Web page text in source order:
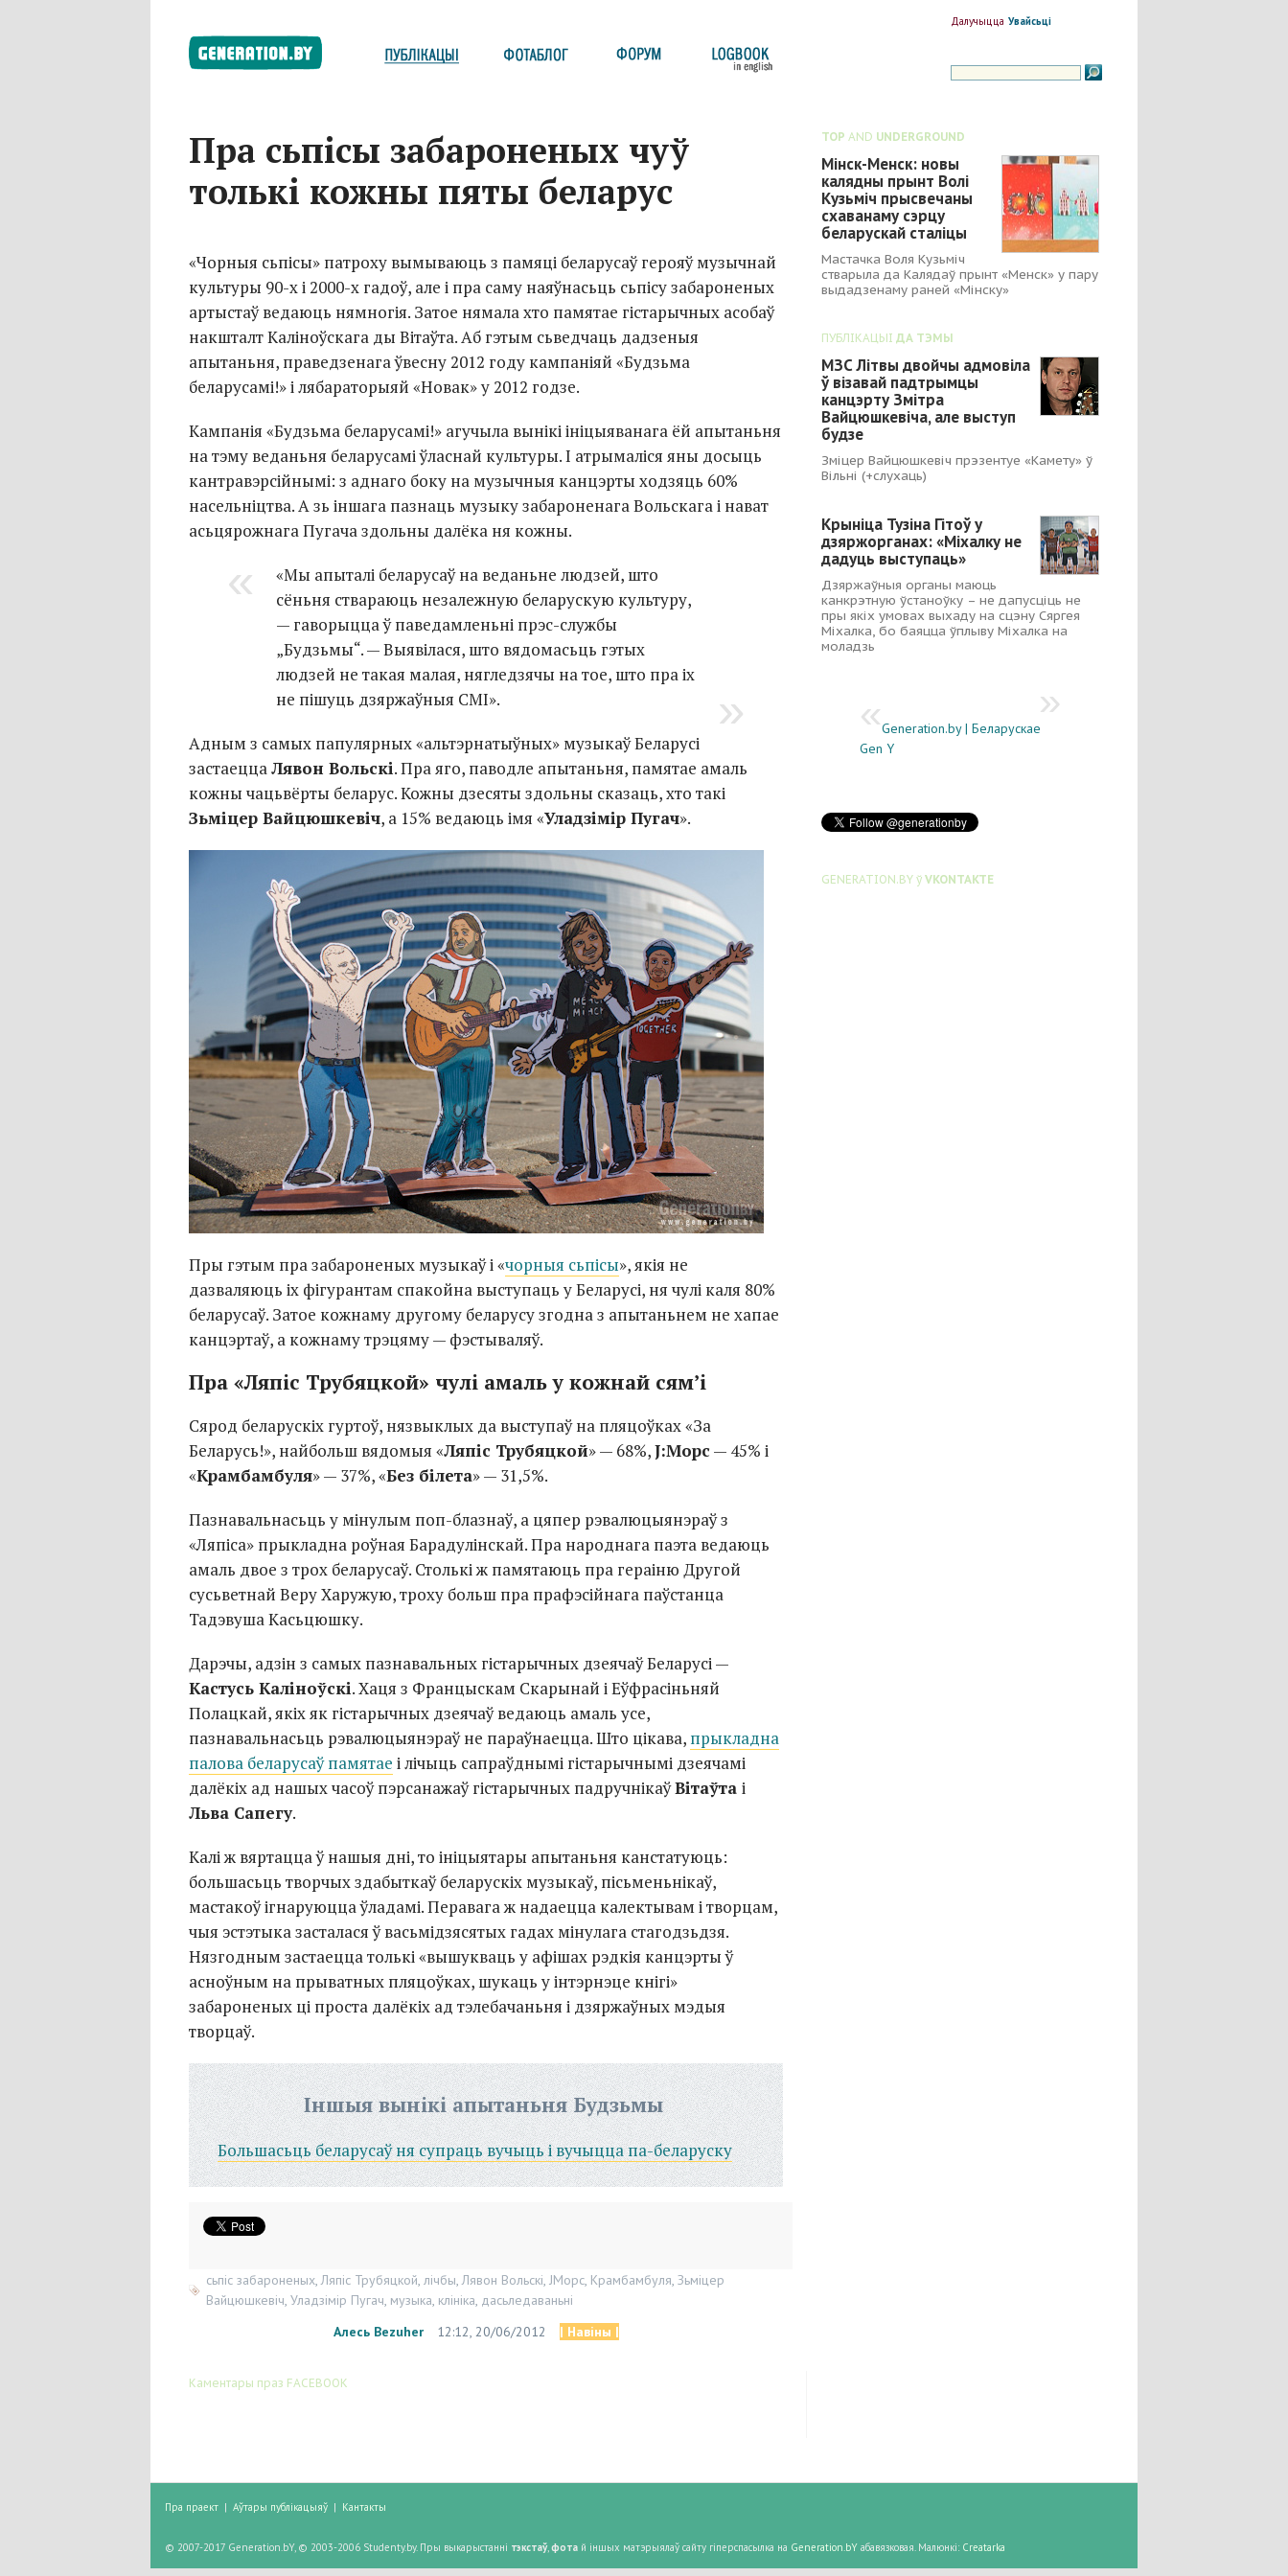
Далучыцца Увайсьці
Пра сьпісы забароненых чуў
толькі кожны пяты беларус
«Чорныя сьпісы» патроху вымываюць з памяці беларусаў герояў музычнай
культуры 90-х і 2000-х гадоў, але і пра саму наяўнасьць сьпісу забароненых
артыстаў ведаюць нямногія. Затое нямала хто памятае гістарычных асобаў
накшталт Каліноўскага ды Вітаўта. Аб гэтым сьведчаць дадзеныя
апытаньня, праведзенага ўвесну 2012 году кампаніяй «Будзьма
беларусамі!» і лябараторыяй «Новак» у 2012 годзе.
Кампанія «Будзьма беларусамі!» агучыла вынікі ініцыяванага ёй апытаньня
на тэму веданьня беларусамі ўласнай культуры. І атрымаліся яны досыць
кантравэрсійнымі: з аднаго боку на музычныя канцэрты ходзяць 60%
насельніцтва. А зь іншага пазнаць музыку забароненага Вольскага і нават
асьцярожнага Пугача здольны далёка ня кожны.
«Мы апыталі беларусаў на веданьне людзей, што
сёньня ствараюць незалежную беларускую культуру,
— гаворыцца ў паведамленьні прэс-службы
„Будзьмы“. — Выявілася, што вядомасьць гэтых
людзей не такая малая, нягледзячы на тое, што пра іх
не пішуць дзяржаўныя СМІ».
Адным з самых папулярных «альтэрнатыўных» музыкаў Беларусі
застаецца Лявон Вольскі. Пра яго, паводле апытаньня, памятае амаль
кожны чацьвёрты беларус. Кожны дзесяты здольны сказаць, хто такі
Зьміцер Вайцюшкевіч, а 15% ведаюць імя «Уладзімір Пугач».
Пры гэтым пра забароненых музыкаў і «чорныя сьпісы», якія не
дазваляюць іх фігурантам спакойна выступаць у Беларусі, ня чулі каля 80%
беларусаў. Затое кожнаму другому беларусу згодна з апытаньнем не хапае
канцэртаў, а кожнаму трэцяму — фэстываляў.
Пра «Ляпіс Трубяцкой» чулі амаль у кожнай сям’і
Сярод беларускіх гуртоў, нязвыклых да выступаў на пляцоўках «За
Беларусь!», найбольш вядомыя «Ляпіс Трубяцкой» — 68%,J:Морс — 45% і
«Крамбамбуля» — 37%, «Без білета» — 31,5%.
Пазнавальнасьць у мінулым поп-блазнаў, а цяпер рэвалюцыянэраў з
«Ляпіса» прыкладна роўная Барадулінскай. Пра народнага паэта ведаюць
амаль двое з трох беларусаў. Столькі ж памятаюць пра гераіню Другой
сусьветнай Веру Харужую, троху больш пра прафэсійнага паўстанца
Тадэвуша Касьцюшку.
Дарэчы, адзін з самых пазнавальных гістарычных дзеячаў Беларусі —
Кастусь Каліноўскі. Хаця з Францыскам Скарынай і Еўфрасіньняй
Полацкай, якіх як гістарычных дзеячаў ведаюць амаль усе,
пазнавальнасьць рэвалюцыянэраў не параўнаецца. Што цікава, прыкладна
палова беларусаў памятае і лічыць сапраўднымі гістарычнымі дзеячамі
далёкіх ад нашых часоў пэрсанажаў гістарычных падручнікаўВітаўта і
Льва Сапегу.
Калі ж вяртацца ў нашыя дні, то ініцыятары апытаньня канстатуюць:
большасьць творчых здабыткаў беларускіх музыкаў, пісьменьнікаў,
мастакоў ігнаруюцца ўладамі. Перавага ж надаецца калектывам і творцам,
чыя эстэтыка засталася ў васьмідзясятых гадах мінулага стагодзьдзя.
Нязгодным застаецца толькі «вышукваць у афішах рэдкія канцэрты ў
асноўным на прыватных пляцоўках, шукаць у інтэрнэце кнігі»
забароненых ці проста далёкіх ад тэлебачаньня і дзяржаўных мэдыя
творцаў.
Іншыя вынікі апытаньня Будзьмы
Большасьць беларусаў ня супраць вучыць і вучыцца па-беларуску
сьпіс забароненых Ляпіс Трубяцкой лічбы Лявон Вольскі JМорс Крамбамбуля Зьміцер
Вайцюшкевіч Уладзімір Пугач музыка клініка дасьледаваньні
Алесь Bezuher
12:12, 20/06/2012 | Навіны |
Каментары праз FACEBOOK
TOP AND UNDERGROUND
Мінск-Менск: новы
калядны прынт Волі
Кузьміч прысвечаны
схаванаму сэрцу
беларускай сталіцы
Мастачка Воля Кузьміч
стварыла да Калядаў прынт «Менск» у пару
выдадзенаму раней «Мінску»
ПУБЛІКАЦЫІ ДА ТЭМЫ
МЗС Літвы двойчы адмовіла
ў візавай падтрымцы
канцэрту Змітра
Вайцюшкевіча, але выступ
будзе
Зміцер Вайцюшкевіч прэзентуе «Камету» ў
Вільні (+слухаць)
Крыніца Тузіна Гітоў у
дзяржорганах: «Міхалку не
дадуць выступаць»
Дзяржаўныя органы маюць
канкрэтную ўстаноўку – не дапусціць не
пры якіх умовах выхаду на сцэну Сяргея
Міхалка, бо баяцца ўплыву Міхалка на
моладзь
Generation.by | Беларускае
Gen Y
GENERATION.BY ў VKONTAKTE
Пра праект | Аўтары публікацыяў | Кантакты
© 2007-2017 Generation.bY, © 2003-2006 Studenty.by. Пры выкарыстанні тэкстаў, фота й іншых матэрыялаў сайту гіперспасылка на Generation.bY абавязковая. Малюнкі: Creatarka